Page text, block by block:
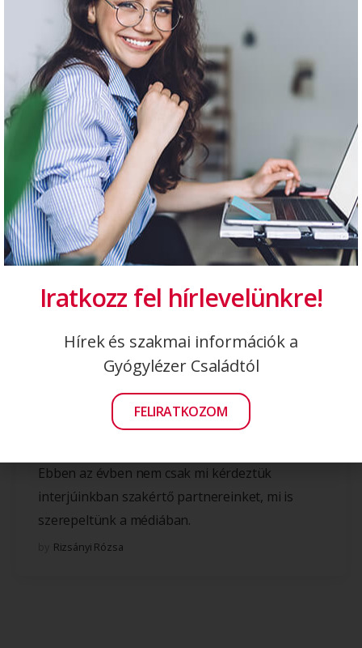
Miért leszel jobb fogorvos a beteg szemében,
ha lézert használsz?
Idén először kétórás workshop-ot is tartottunk
a Dental World-ön!
by Rizsányi Rózsa
Hír
Ebben az évben nem csak mi kérdeztük
interjúinkban szakértő partnereinket, mi is
szerepeltünk a médiában.
Rizsányi Rózsa
Iratkozz fel hírlevelünkre!
Hírek és szakmai információk a
Gyógylézer Családtól
FELIRATKOZOM